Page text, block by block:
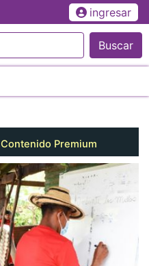
ingresar
Buscar
Contenido Premium